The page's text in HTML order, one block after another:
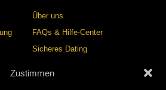
Zustimmen
Über uns
FAQs & Hilfe-Center
Sicheres Dating
Sicherheitszentrum